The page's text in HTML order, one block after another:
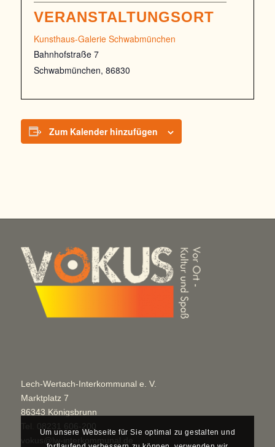
VERANSTALTUNGSORT
Kunsthaus-Galerie Schwabmünchen
Bahnhofstraße 7
Schwabmünchen, 86830
Zum Kalender hinzufügen
Lech-Wertach-Interkommunal e. V.
Marktplatz 7
86343 Königsbrunn
Um unsere Webseite für Sie optimal zu gestalten und